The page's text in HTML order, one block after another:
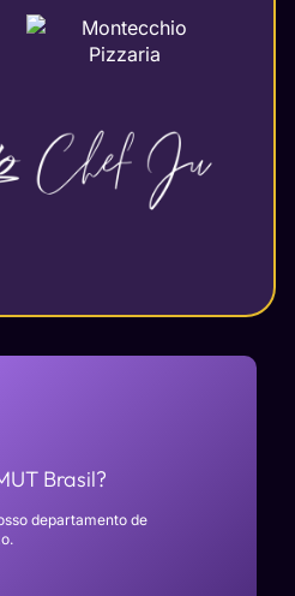
Brasil?
departamento de